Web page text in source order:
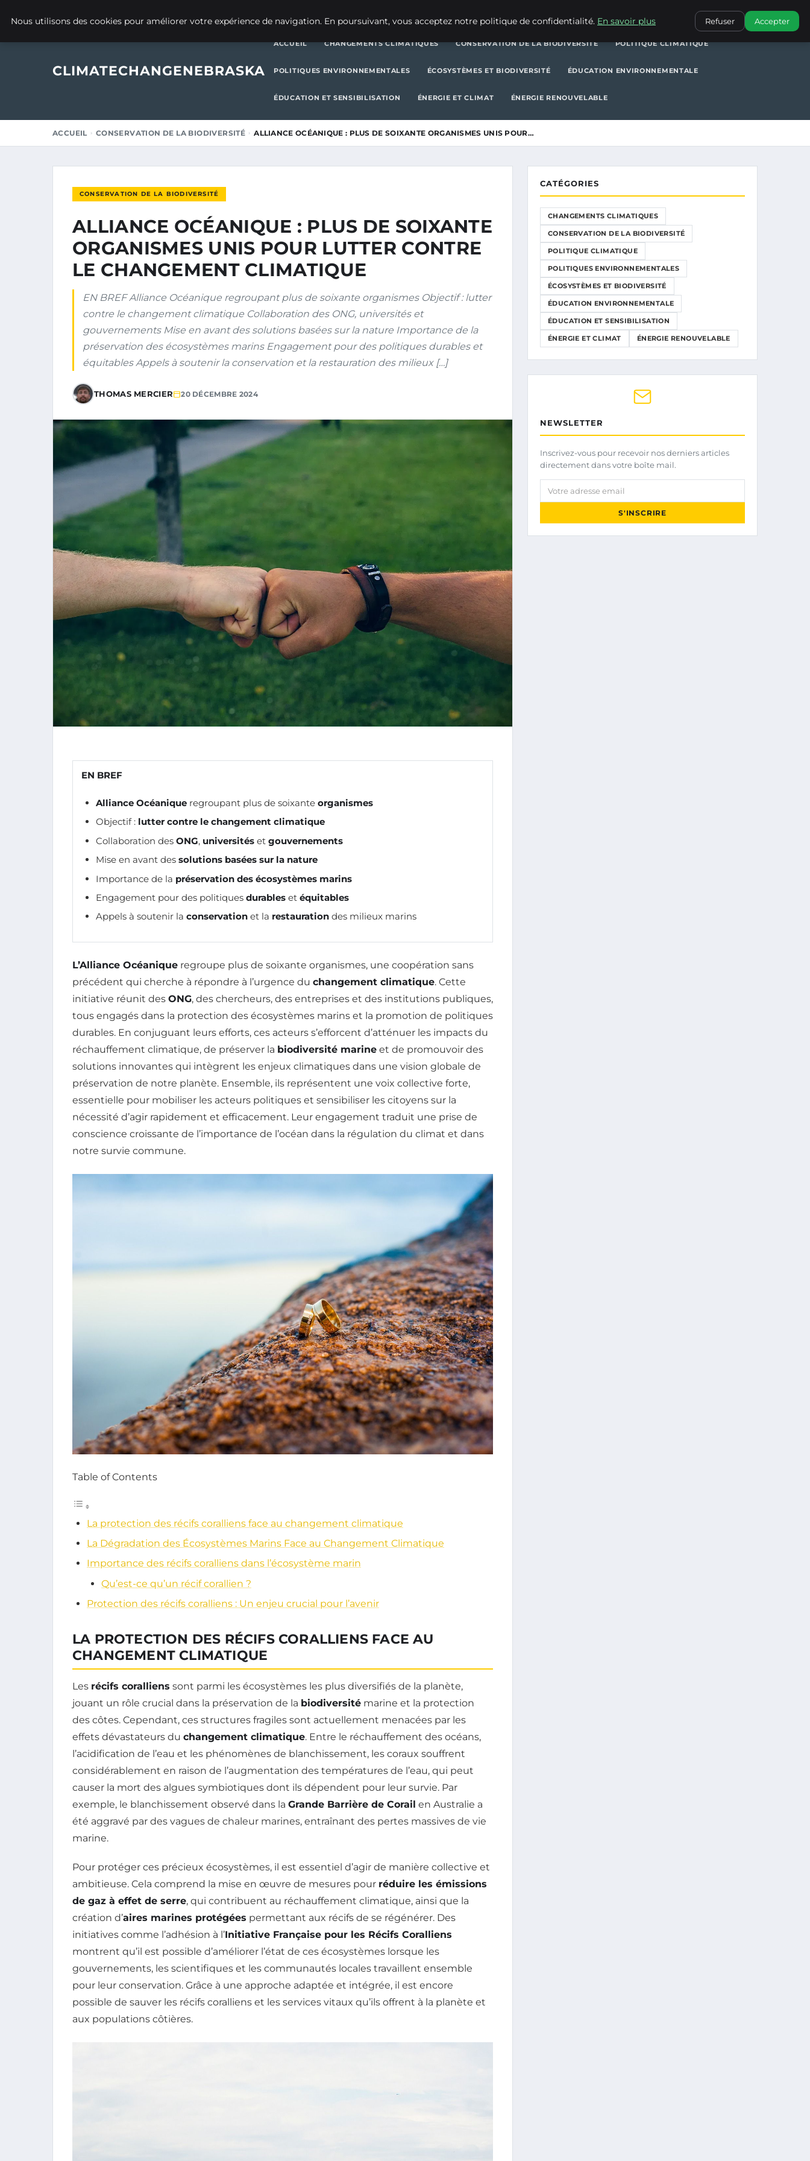
POLITIQUES ENVIRONNEMENTALES
CLIMATECHANGENEBRASKA
ACCUEIL CHANGEMENTS CLIMATIQUES CONSERVATION DE LA BIODIVERSITÉ POLITIQUE CLIMATIQUE
POLITIQUES ENVIRONNEMENTALES ÉCOSYSTÈMES ET BIODIVERSITÉ ÉDUCATION ENVIRONNEMENTALE
ÉDUCATION ET SENSIBILISATION ÉNERGIE ET CLIMAT ÉNERGIE RENOUVELABLE
ACCUEIL CONSERVATION DE LA BIODIVERSITÉ ALLIANCE OCÉANIQUE : PLUS DE SOIXANTE ORGANISMES UNIS POUR…
CONSERVATION DE LA BIODIVERSITÉ
ALLIANCE OCÉANIQUE : PLUS DE SOIXANTE
ORGANISMES UNIS POUR LUTTER CONTRE
LE CHANGEMENT CLIMATIQUE
EN BREF Alliance Océanique regroupant plus de soixante organismes Objectif : lutter
contre le changement climatique Collaboration des ONG, universités et
gouvernements Mise en avant des solutions basées sur la nature Importance de la
préservation des écosystèmes marins Engagement pour des politiques durables et
équitables Appels à soutenir la conservation et la restauration des milieux […]
THOMAS MERCIER 20 DÉCEMBRE 2024
EN BREF
Alliance Océanique regroupant plus de soixante organismes
Objectif : lutter contre le changement climatique
Collaboration des ONG, universités et gouvernements
Mise en avant des solutions basées sur la nature
Importance de la préservation des écosystèmes marins
Engagement pour des politiques durables et équitables
Appels à soutenir la conservation et la restauration des milieux marins
L’Alliance Océanique regroupe plus de soixante organismes, une coopération sans
précédent qui cherche à répondre à l’urgence du changement climatique. Cette
initiative réunit des ONG, des chercheurs, des entreprises et des institutions publiques,
tous engagés dans la protection des écosystèmes marins et la promotion de politiques
durables. En conjuguant leurs efforts, ces acteurs s’efforcent d’atténuer les impacts du
réchauffement climatique, de préserver la biodiversité marine et de promouvoir des
solutions innovantes qui intègrent les enjeux climatiques dans une vision globale de
préservation de notre planète. Ensemble, ils représentent une voix collective forte,
essentielle pour mobiliser les acteurs politiques et sensibiliser les citoyens sur la
nécessité d’agir rapidement et efficacement. Leur engagement traduit une prise de
conscience croissante de l’importance de l’océan dans la régulation du climat et dans
notre survie commune.
Table of Contents
La protection des récifs coralliens face au changement climatique
La Dégradation des Écosystèmes Marins Face au Changement Climatique
Importance des récifs coralliens dans l’écosystème marin
Qu’est-ce qu’un récif corallien ?
Protection des récifs coralliens : Un enjeu crucial pour l’avenir
LA PROTECTION DES RÉCIFS CORALLIENS FACE AU
CHANGEMENT CLIMATIQUE
Les récifs coralliens sont parmi les écosystèmes les plus diversifiés de la planète,
jouant un rôle crucial dans la préservation de la biodiversité marine et la protection
des côtes. Cependant, ces structures fragiles sont actuellement menacées par les
effets dévastateurs du changement climatique. Entre le réchauffement des océans,
l’acidification de l’eau et les phénomènes de blanchissement, les coraux souffrent
considérablement en raison de l’augmentation des températures de l’eau, qui peut
causer la mort des algues symbiotiques dont ils dépendent pour leur survie. Par
exemple, le blanchissement observé dans la Grande Barrière de Corail en Australie a
été aggravé par des vagues de chaleur marines, entraînant des pertes massives de vie
marine.
Pour protéger ces précieux écosystèmes, il est essentiel d’agir de manière collective et
ambitieuse. Cela comprend la mise en œuvre de mesures pour réduire les émissions
de gaz à effet de serre, qui contribuent au réchauffement climatique, ainsi que la
création d’aires marines protégées permettant aux récifs de se régénérer. Des
initiatives comme l’adhésion à l’Initiative Française pour les Récifs Coralliens
montrent qu’il est possible d’améliorer l’état de ces écosystèmes lorsque les
gouvernements, les scientifiques et les communautés locales travaillent ensemble
pour leur conservation. Grâce à une approche adaptée et intégrée, il est encore
possible de sauver les récifs coralliens et les services vitaux qu’ils offrent à la planète et
aux populations côtières.
CATÉGORIES
CHANGEMENTS CLIMATIQUES
CONSERVATION DE LA BIODIVERSITÉ
POLITIQUE CLIMATIQUE
POLITIQUES ENVIRONNEMENTALES
ÉCOSYSTÈMES ET BIODIVERSITÉ
ÉDUCATION ENVIRONNEMENTALE
ÉDUCATION ET SENSIBILISATION
ÉNERGIE ET CLIMAT ÉNERGIE RENOUVELABLE
NEWSLETTER
Inscrivez-vous pour recevoir nos derniers articles
directement dans votre boîte mail.
Votre adresse email
S'INSCRIRE
Nous utilisons des cookies pour améliorer votre expérience de navigation. En poursuivant, vous acceptez notre politique de confidentialité. En savoir plus Refuser Accepter